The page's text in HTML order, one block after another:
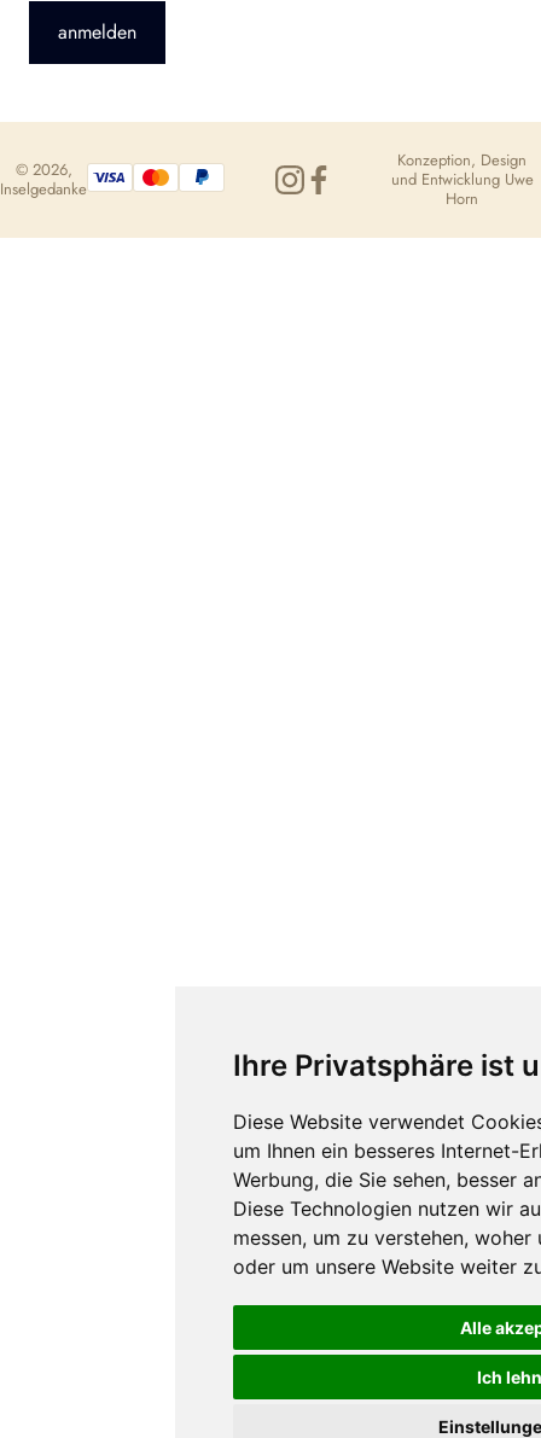
Ihre Privatsphäre ist
Diese Website verwendet
um Ihnen ein besseres Internet-
Werbung, die Sie sehen, besser
Diese Technologien nutzen wir
messen, um zu verstehen, woher
oder um unsere Website weiter
Alle
Ich
anmelden
© 2026,
Inselgedanke
Konzeption, Design
und Entwicklung Uwe
Horn